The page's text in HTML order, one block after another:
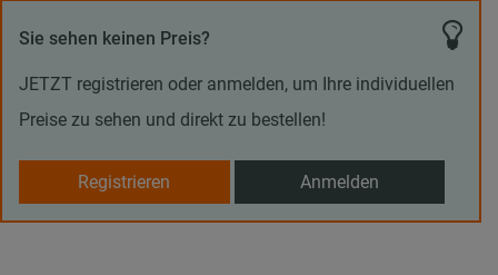
Sie sehen keinen Preis?
JETZT registrieren oder anmelden, um Ihre individuellen
Preise zu sehen und direkt zu bestellen!
Registrieren Anmelden